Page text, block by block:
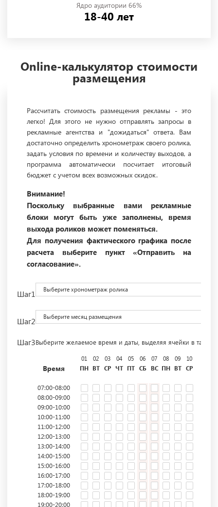
Ядро аудитории 66%
18-40 лет
Online-калькулятор стоимости
размещения
Рассчитать стоимость размещения рекламы - это
легко! Для этого не нужно отправлять запросы в
рекламные агентства и "дожидаться" ответа. Вам
достаточно определить хронометраж своего ролика,
задать условия по времени и количеству выходов, а
программа автоматически посчитает итоговый
бюджет с учетом всех возможных скидок.
Внимание!
Поскольку выбранные вами рекламные
блоки могут быть уже заполнены, время
выхода роликов может поменяться.
Для получения фактического графика после
расчета выберите пункт «Отправить на
согласование».
Шаг1 Выберите хронометраж ролика
Шаг2 Выберите месяц размещения
Шаг3Выберите желаемое время и даты, выделяя ячейки в
Время
01
ПН
02
ВТ
03
СР
04
ЧТ
05
ПТ
06
СБ
07
ВС
08
ПН
09
ВТ
10
СР
07:00-08:00
08:00-09:00
09:00-10:00
10:00-11:00
11:00-12:00
12:00-13:00
13:00-14:00
14:00-15:00
15:00-16:00
16:00-17:00
17:00-18:00
18:00-19:00
19:00-20:00